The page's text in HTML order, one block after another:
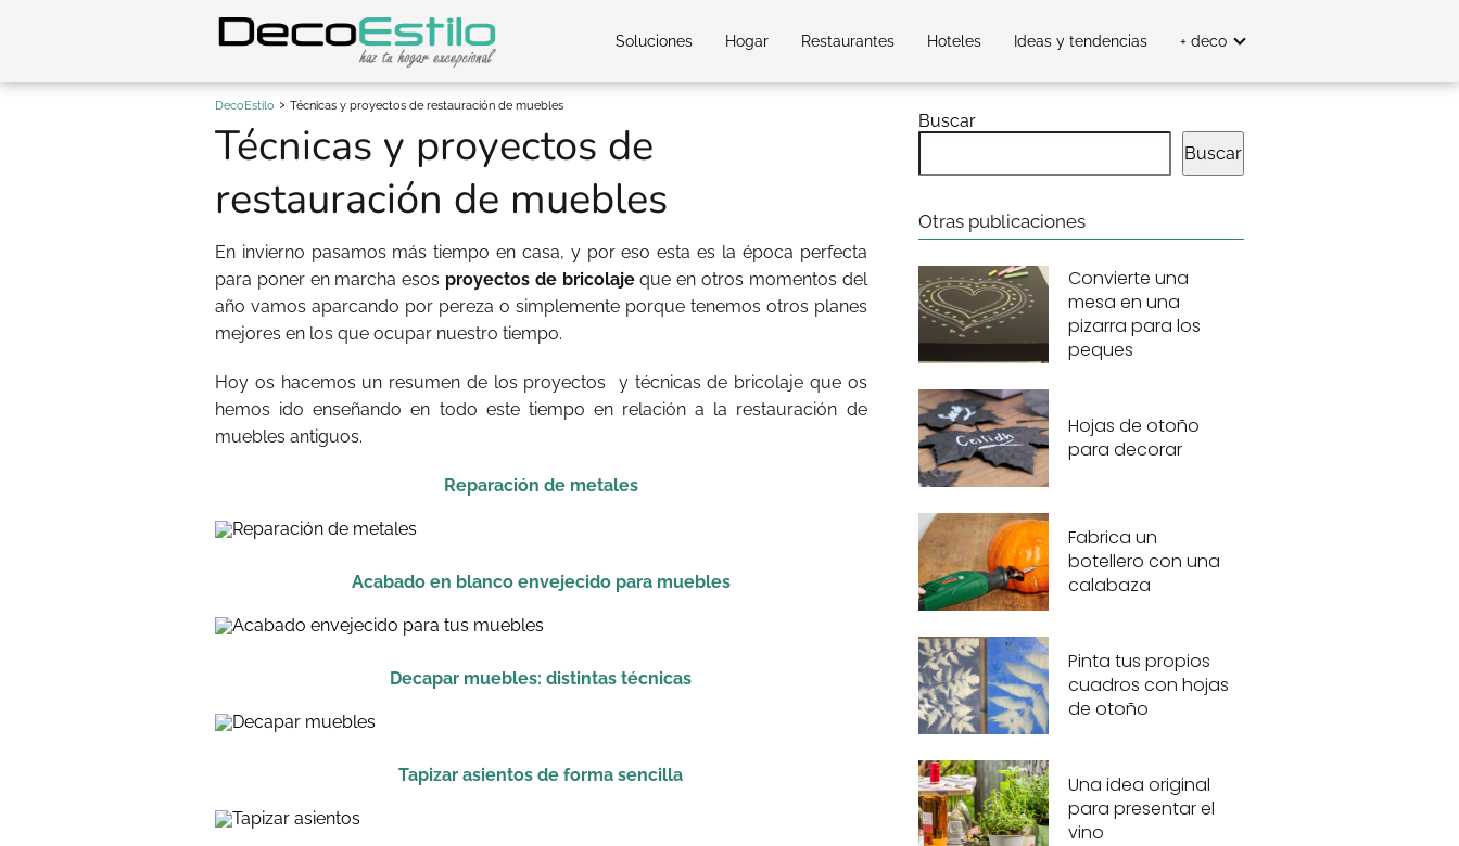
Soluciones Hogar Restaurantes Hoteles Ideas y tendencias + deco
DecoEstilo Técnicas y proyectos de restauración de muebles
Técnicas y proyectos de
restauración de muebles
En invierno pasamos más tiempo en casa, y por eso esta es la época perfecta
para poner en marcha esos proyectos de bricolajeque en otros momentos del
año vamos aparcando por pereza o simplemente porque tenemos otros planes
mejores en los que ocupar nuestro tiempo.
Hoy os hacemos un resumen de los proyectos y técnicas de bricolaje que os
hemos ido enseñando en todo este tiempo en relación a la restauración de
muebles antiguos.
Reparación de metales
Acabado en blanco envejecido para muebles
Decapar muebles: distintas técnicas
Tapizar asientos de forma sencilla
Buscar
Buscar
Otras publicaciones
Convierte una
mesa en una
pizarra para los
peques
Hojas de otoño
para decorar
Fabrica un
botellero con una
calabaza
Pinta tus propios
cuadros con hojas
de otoño
Una idea original
para presentar el
vino